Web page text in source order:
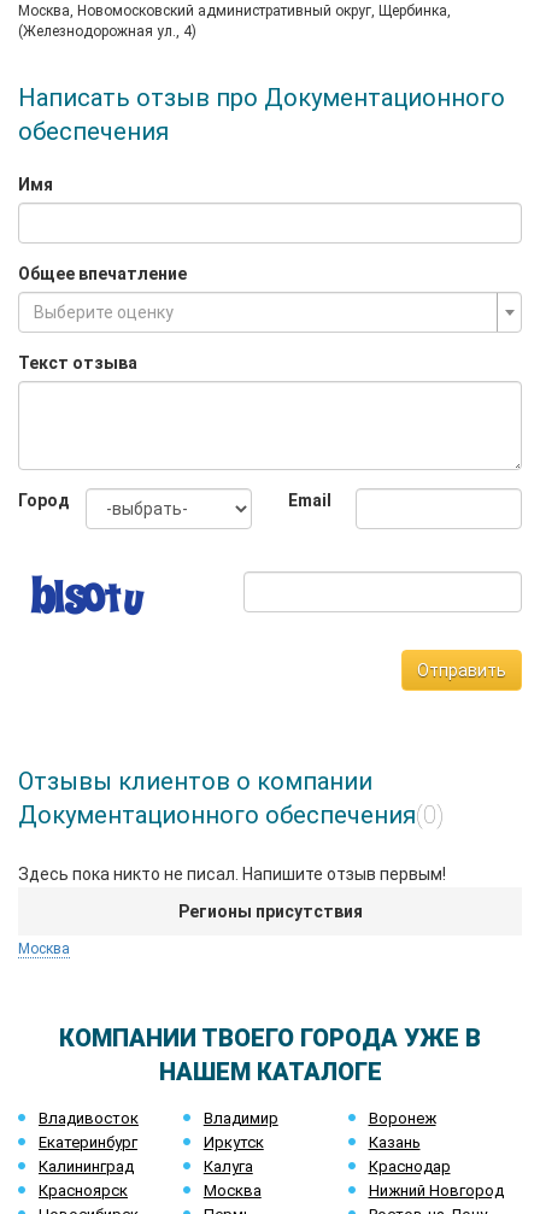
Москва, Новомосковский административный округ, Щербинка,
(Железнодорожная ул., 4)
Написать отзыв про Документационного
обеспечения
Имя
Общее впечатление
Выберите оценку
Текст отзыва
Город Email
Отправить
Отзывы клиентов о компании
Документационного обеспечения(0)
Здесь пока никто не писал. Напишите отзыв первым!
Регионы присутствия
Москва
КОМПАНИИ ТВОЕГО ГОРОДА УЖЕ В
НАШЕМ КАТАЛОГЕ
Владивосток Владимир
Воронеж
Екатеринбург
Иркутск
Казань
Калининград
Калуга
Краснодар
Красноярск
Москва
Нижний Новгород